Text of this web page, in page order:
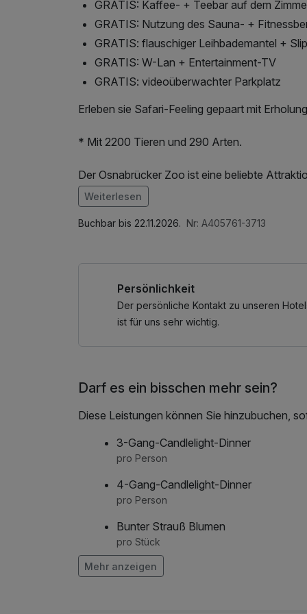
GRATIS: Kaffee- + Teebar auf dem
GRATIS: Nutzung des Sauna- +
GRATIS: flauschiger Leihbademantel +
GRATIS: W-Lan + Entertainment-TV
GRATIS: videoüberwachter Parkplatz
Erleben sie Safari-Feeling gepaart mit
* Mit 2200 Tieren und 290 Arten.
Der Osnabrücker Zoo ist eine beliebte
Vielzahl von Tieren aus aller Welt, darunter
Der Zoo legt großen Wert auf artgerechte
Artenschutzprojekten.
Im Angebot enthalten
1 Flasche Mineralwasser, Saunabenutzung,
Weiterlesen
Buchbar bis 22.11.2026. Nr: A405761-3713
Persönlichkeit
Der persönliche Kontakt zu unseren
ist für uns sehr wichtig.
Darf es ein bisschen mehr sein?
Diese Leistungen können Sie hinzubuchen,
3-Gang-Candlelight-Dinner
pro Person
4-Gang-Candlelight-Dinner
pro Person
Bunter Strauß Blumen
pro Stück
Strauß rote Rosen
Mehr anzeigen